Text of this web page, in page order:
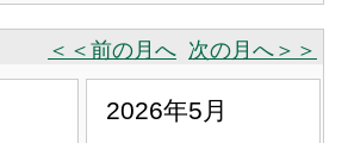
＜＜前の月へ 次の月へ＞＞
2026年5月